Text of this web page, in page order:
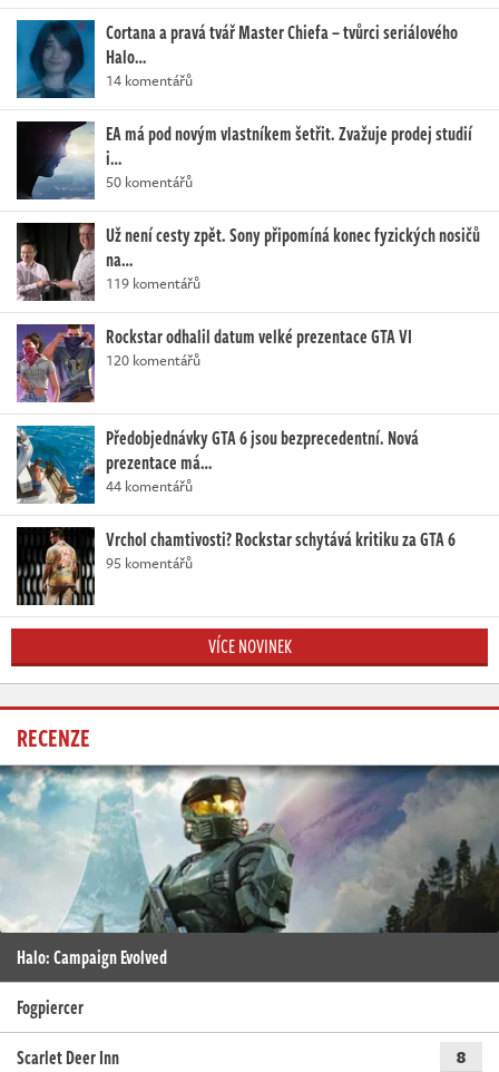
Cortana a pravá tvář Master Chiefa – tvůrci seriálového
Halo…
14 komentářů
EA má pod novým vlastníkem šetřit. Zvažuje prodej studií
i…
50 komentářů
Už není cesty zpět. Sony připomíná konec fyzických nosičů
na…
119 komentářů
Rockstar odhalil datum velké prezentace GTA VI
120 komentářů
Předobjednávky GTA 6 jsou bezprecedentní. Nová
prezentace má…
44 komentářů
Vrchol chamtivosti? Rockstar schytává kritiku za GTA 6
95 komentářů
VÍCE NOVINEK
RECENZE
Halo: Campaign Evolved
Fogpiercer
Scarlet Deer Inn
8